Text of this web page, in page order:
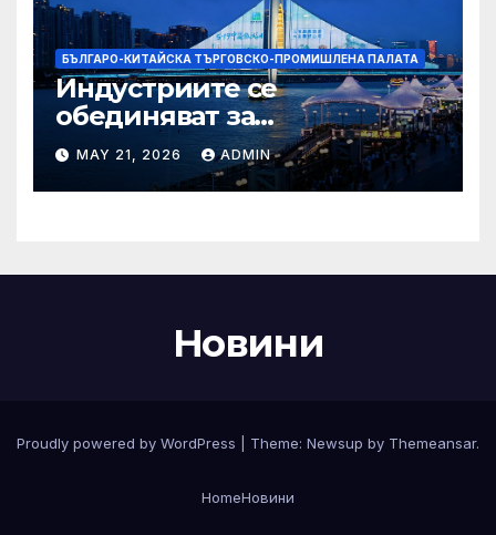
БЪЛГАРО-КИТАЙСКА ТЪРГОВСКО-ПРОМИШЛЕНА ПАЛАТА
Индустриите се
обединяват за
висококачествен растеж на
културния и
туристическия сектор
MAY 21, 2026 ADMIN
Новини
Proudly powered by WordPress Theme: Newsup by Themeansar.
HomeНовини